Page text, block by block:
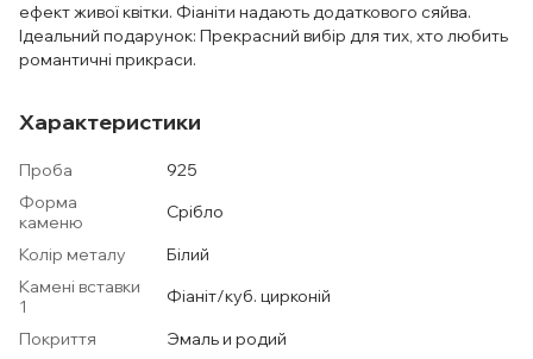
ефект живої квітки. Фіаніти надають додаткового сяйва.
Ідеальний подарунок: Прекрасний вибір для тих, хто любить
романтичні прикраси.
Характеристики
Проба
925
Форма
каменю
Срібло
Колір металу
Білий
Камені вставки
1
Фіаніт/куб. цирконій
Покриття
Эмаль и родий